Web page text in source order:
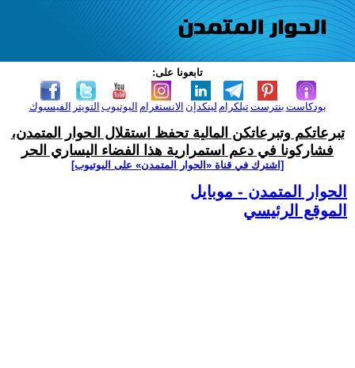
تابعونا على:
الفيسبوك التويتر اليوتيوب الانستغرام لينكدإن تيلكرامبنترست بودكاست
تبرعاتكم وتبرعاتكن المالية تحفظ استقلال الحوار المتمدن،
فشاركونا في دعم استمرارية هذا الفضاء اليساري الحر
[اشترك في قناة ‫«الحوار المتمدن» على اليوتيوب]
الحوار المتمدن - موبايل
الموقع الرئيسي